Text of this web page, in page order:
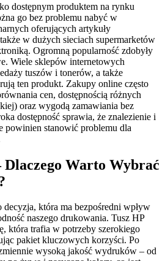
dostępnym produktem na rynku
go bez problemu nabyć w
oferujących artykuły
w dużych sieciach supermarketów
Ogromną popularność zdobyły
Wiele sklepów internetowych
tuszów i tonerów, a także
ten produkt. Zakupy online często
cen, dostępnością różnych
oraz wygodą zamawiania bez
dostępność sprawia, że znalezienie i
powinien stanowić problemu dla
Dlaczego Warto Wybrać
która ma bezpośredni wpływ
naszego drukowania. Tusz HP
która trafia w potrzeby szerokiego
pakiet kluczowych korzyści. Po
wysoką jakość wydruków – od